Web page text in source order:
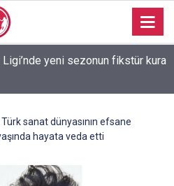
yeni sezonun fikstür kura
Türk sanat dünyasının efsane
hayata veda etti